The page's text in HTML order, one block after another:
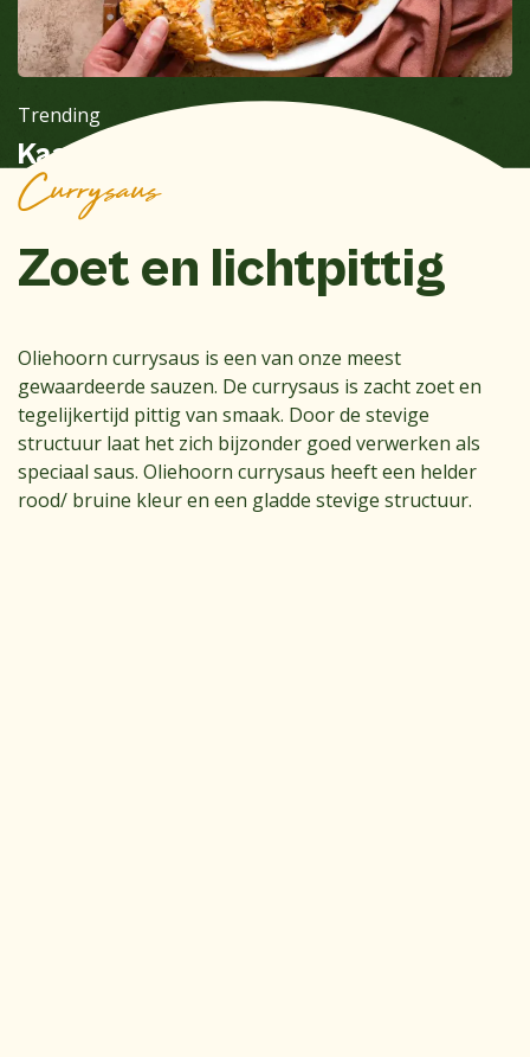
Trending
Kaas ui rösti met currysaus
Currysaus
Zoet en lichtpittig
Oliehoorn currysaus is een van onze meest
gewaardeerde sauzen. De currysaus is zacht zoet en
tegelijkertijd pittig van smaak. Door de stevige
structuur laat het zich bijzonder goed verwerken als
speciaal saus. Oliehoorn currysaus heeft een helder
rood/ bruine kleur en een gladde stevige structuur.